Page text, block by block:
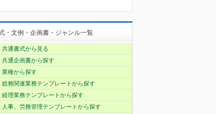
・文例・企画書・ジャンル一覧
共通書式から見る
共通企画書から探す
業種から探す
総務関連業務テンプレートから探す
経理業務テンプレートから探す
人事、労務管理テンプレートから探す